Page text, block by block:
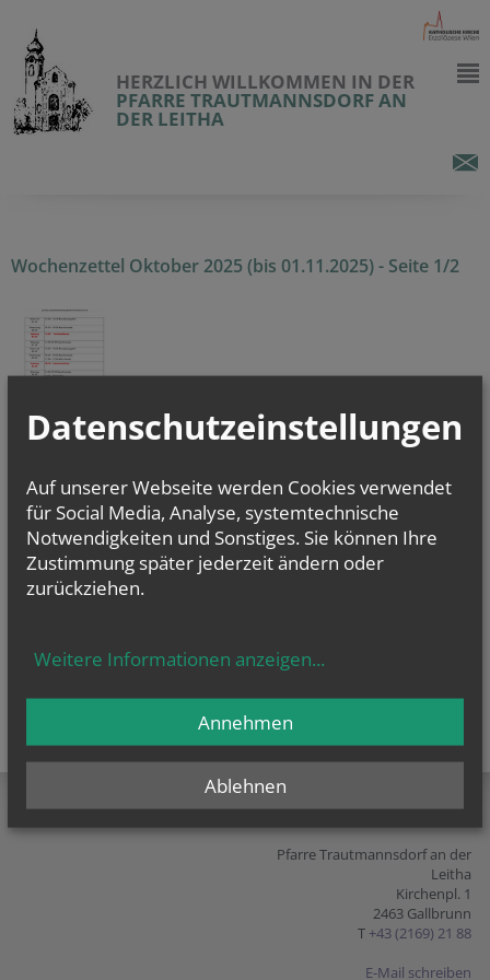
HERZLICH WILLKOMMEN IN DER
PFARRE TRAUTMANNSDORF AN
DER LEITHA
Wochenzettel Oktober 2025 (bis 01.11.2025) - Seite 1/2
Pfarre Trautmannsdorf an der
Leitha
Kirchenpl. 1
2463 Gallbrunn
T +43 (2169) 21 88
E-Mail schreiben
Datenschutzeinstellungen
Auf unserer Webseite werden Cookies verwendet
für Social Media, Analyse, systemtechnische
Notwendigkeiten und Sonstiges. Sie können Ihre
Zustimmung später jederzeit ändern oder
zurückziehen.
Weitere Informationen anzeigen...
Ablehnen
Annehmen